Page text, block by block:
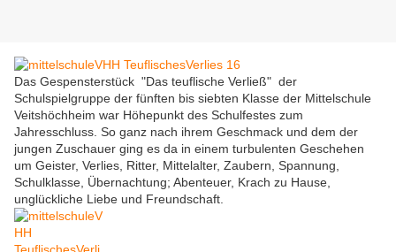
Das Gespensterstück "Das teuflische Verließ" der
Schulspielgruppe der fünften bis siebten Klasse der Mittelschule
Veitshöchheim war Höhepunkt des Schulfestes zum
Jahresschluss. So ganz nach ihrem Geschmack und dem der
jungen Zuschauer ging es da in einem turbulenten Geschehen
um Geister, Verlies, Ritter, Mittelalter, Zaubern, Spannung,
Schulklasse, Übernachtung; Abenteuer, Krach zu Hause,
unglückliche Liebe und Freundschaft.